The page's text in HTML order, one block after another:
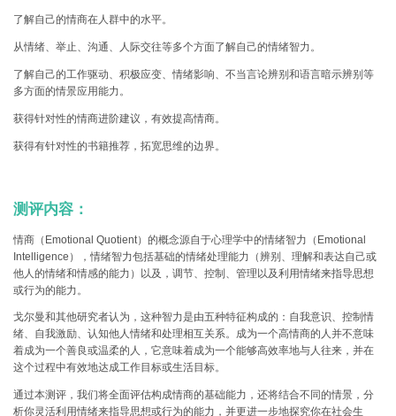
了解自己的情商在人群中的水平。
从情绪、举止、沟通、人际交往等多个方面了解自己的情绪智力。
了解自己的工作驱动、积极应变、情绪影响、不当言论辨别和语言暗示辨别等
多方面的情景应用能力。
获得针对性的情商进阶建议，有效提高情商。
获得有针对性的书籍推荐，拓宽思维的边界。
测评内容：
情商（Emotional Quotient）的概念源自于心理学中的情绪智力（Emotional
Intelligence），情绪智力包括基础的情绪处理能力 （辨别、理解和表达自己或
他人的情绪和情感的能力）以及， 调节、控制、管理以及利用情绪来指导思想
或行为的能力 。
戈尔曼和其他研究者认为，这种智力是由五种特征构成的： 自我意识、 控制情
绪、 自我激励、 认知他人情绪和处理相互关系。成为一个高情商的人并不意味
着成为一个善良或温柔的人，它意味着成为一个能够高效率地与人往来，并在
这个过程中有效地达成工作目标或生活目标。
通过本测评，我们将全面评估构成情商的基础能力，还将结合不同的情景，分
析你灵活利用情绪来指导思想或行为的能力，并更进一步地探究你在社会生